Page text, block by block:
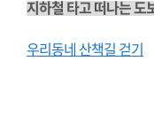
지하철 타고 떠나는 도
우리동네 산책길 걷기